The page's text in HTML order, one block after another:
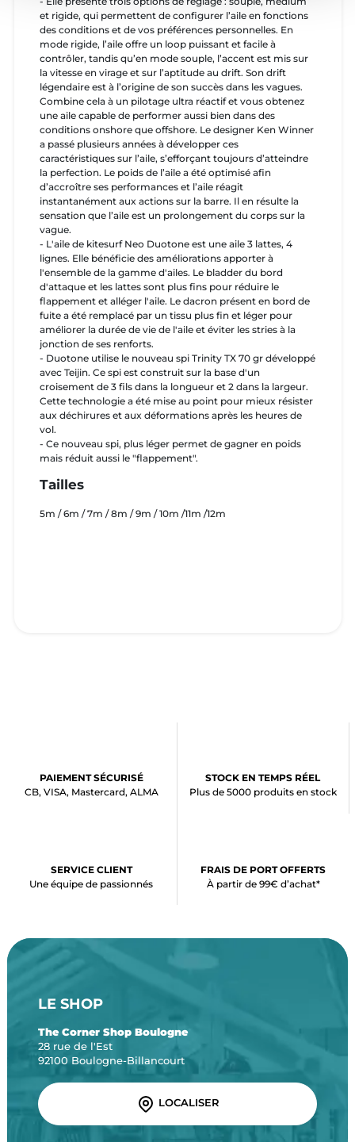
et rigide, qui permettent de configurer l’aile en fonctions
des conditions et de vos préférences personnelles. En
mode rigide, l’aile offre un loop puissant et facile à
contrôler, tandis qu’en mode souple, l’accent est mis sur
la vitesse en virage et sur l’aptitude au drift. Son drift
légendaire est à l’origine de son succès dans les vagues.
Combine cela à un pilotage ultra réactif et vous obtenez
une aile capable de performer aussi bien dans des
conditions onshore que offshore. Le designer Ken Winner
a passé plusieurs années à développer ces
caractéristiques sur l’aile, s’efforçant toujours d’atteindre
la perfection. Le poids de l’aile a été optimisé afin
d’accroître ses performances et l’aile réagit
instantanément aux actions sur la barre. Il en résulte la
sensation que l’aile est un prolongement du corps sur la
vague.
- L'aile de kitesurf Neo Duotone est une aile 3 lattes, 4
lignes. Elle bénéficie des améliorations apporter à
l'ensemble de la gamme d'ailes. Le bladder du bord
d'attaque et les lattes sont plus fins pour réduire le
flappement et alléger l'aile. Le dacron présent en bord de
fuite a été remplacé par un tissu plus fin et léger pour
améliorer la durée de vie de l'aile et éviter les stries à la
jonction de ses renforts.
- Duotone utilise le nouveau spi Trinity TX 70 gr développé
avec Teijin. Ce spi est construit sur la base d'un
croisement de 3 fils dans la longueur et 2 dans la largeur.
Cette technologie a été mise au point pour mieux résister
aux déchirures et aux déformations après les heures de
vol.
- Ce nouveau spi, plus léger permet de gagner en poids
mais réduit aussi le "flappement".
Tailles
5m / 6m / 7m / 8m / 9m / 10m /11m /12m
PAIEMENT SÉCURISÉ
CB, VISA, Mastercard, ALMA
STOCK EN TEMPS RÉEL
Plus de 5000 produits en stock
SERVICE CLIENT
Une équipe de passionnés
FRAIS DE PORT OFFERTS
À partir de 99€ d’achat*
LE SHOP
The Corner Shop Boulogne
28 rue de l'Est
92100 Boulogne-Billancourt
LOCALISER